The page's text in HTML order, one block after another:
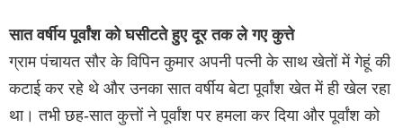
सात वर्षीय पूर्वांश को घसीटते हुए दूर तक ले गए कुत्ते
ग्राम पंचायत सौर के विपिन कुमार अपनी पत्नी के साथ खेतों में गेहूं की
कटाई कर रहे थे और उनका सात वर्षीय बेटा पूर्वांश खेत में ही खेल रहा
था। तभी छह-सात कुत्तों ने पूर्वांश पर हमला कर दिया और पूर्वांश को